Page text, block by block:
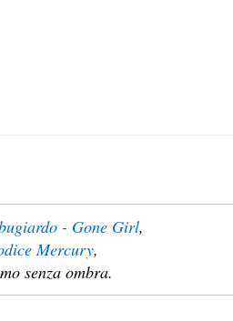
- Gone Girl,
Mercury,
senza ombra.